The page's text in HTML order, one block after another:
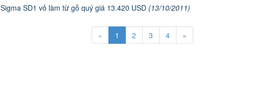
Sigma SD1 vỏ làm từ gỗ quý giá 13.420 USD (13/10/2011)
« 1 2 3 4 »